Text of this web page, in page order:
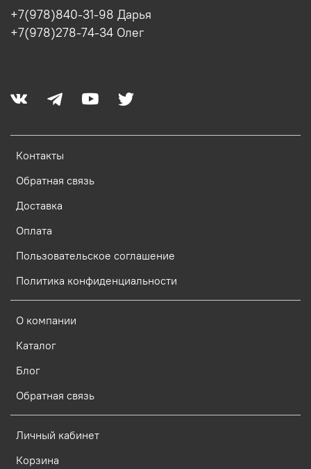
Контакты
Обратная связь
Доставка
Оплата
Пользовательское соглашение
Политика конфиденциальности
О компании
Каталог
Блог
Обратная связь
Личный кабинет
Корзина
+7(978)840-31-98 Дарья
+7(978)278-74-34 Олег